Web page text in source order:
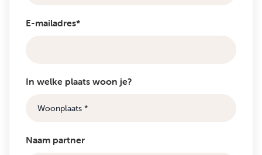
E-mailadres*
In welke plaats woon je?
Naam partner